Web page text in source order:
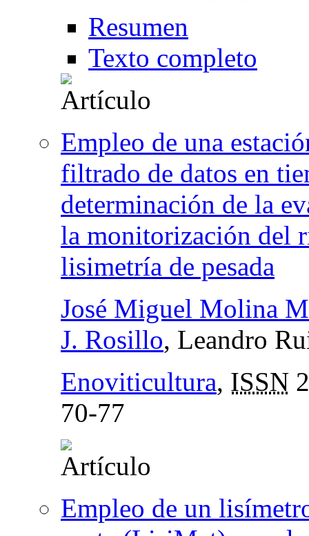
Resumen
Texto completo
Empleo de una
filtrado de datos en
determinación de la
la monitorización del
lisimetría de pesada
José Miguel Molina
J. Rosillo, Leandro
Enoviticultura, ISSN
70-77
Empleo de un